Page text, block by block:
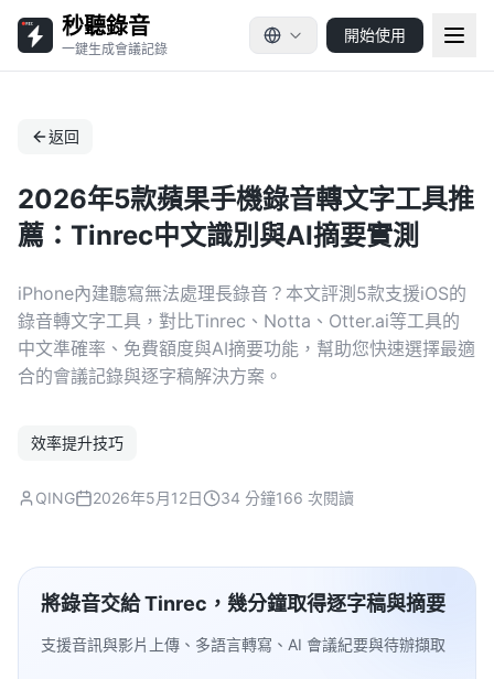
秒聽錄音
一鍵生成會議記錄
開始使用
返回
2026年5款蘋果手機錄音轉文字工具推
薦：Tinrec中文識別與AI摘要實測
iPhone內建聽寫無法處理長錄音？本文評測5款支援iOS的
錄音轉文字工具，對比Tinrec、Notta、Otter.ai等工具的
中文準確率、免費額度與AI摘要功能，幫助您快速選擇最適
合的會議記錄與逐字稿解決方案。
效率提升技巧
QING 2026年5月12日 34 分鐘166 次閱讀
將錄音交給 Tinrec，幾分鐘取得逐字稿與摘要
支援音訊與影片上傳、多語言轉寫、AI 會議紀要與待辦擷取